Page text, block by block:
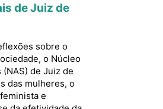
de Juiz de
sobre o
o Núcleo
de Juiz de
das mulheres, o
e